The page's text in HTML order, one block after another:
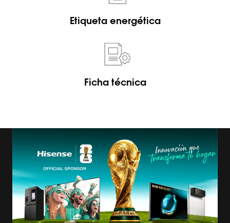
Etiqueta energética
Ficha técnica